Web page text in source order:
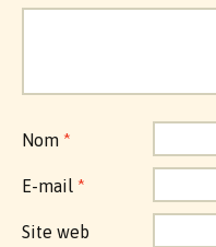
Nom *
E-mail *
Site web